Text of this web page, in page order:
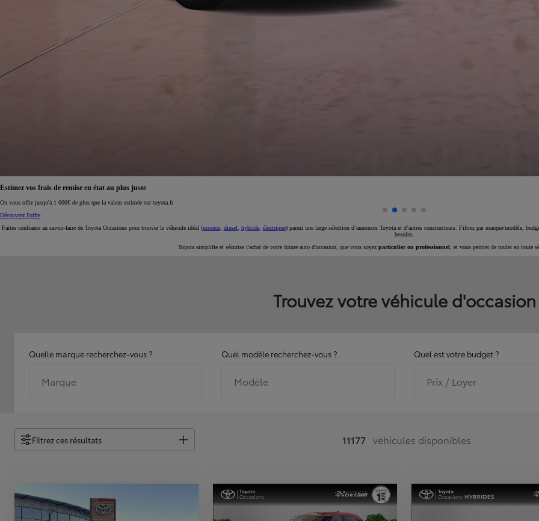
Nouvelle Yaris Cross
Disponible prochainement
Faites confiance au savoir-faire de Toyota Occasions pour trouver le véhicule idéal (essence, diesel hybride, électrique) parmi une large sélection d’annonces Toyota et d’autres constructeurs. Filtrez par marque/modèle,
besoins.
Toyota simplifie et sécurise l'achat de votre future auto d'occasion, que vous soyez particulier ou professionnel , et vous permet de rouler en toute
Trouvez votre véhicule d'occasion
Quelle marque recherchez-vous ?
Marque
Quel modèle recherchez-vous ?
Modèle
Quel est votre budget ?
Prix / Loyer
Filtrez ces résultats 11177 véhicules disponibles